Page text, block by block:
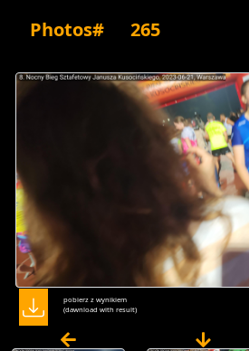
Photos# 265
pobierz z wynikiem
(dawnload with result)